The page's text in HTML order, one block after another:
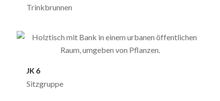
Trinkbrunnen
JK 6
Sitzgruppe